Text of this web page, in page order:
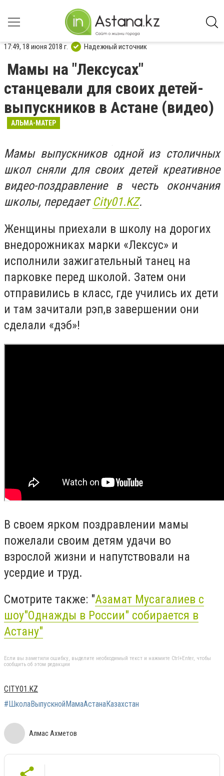
17:49, 18 июня 2018 г. Надежный источник
Мамы на "Лексусах"
станцевали для своих детей-
выпускников в Астане (видео)
АЛЬМА-МАТЕР
Мамы выпускников одной из столичных
школ сняли для своих детей креативное
видео-поздравление в честь окончания
школы, передаетCity01.KZ.
Женщины приехали в школу на дорогих
внедорожниках марки «Лексус» и
исполнили зажигательный танец на
парковке перед школой. Затем они
отправились в класс, где учились их дети
и там зачитали рэп,в завершении они
сделали «дэб»!
В своем ярком поздравлении мамы
пожелали своим детям удачи во
взрослой жизни и напутствовали на
усердие и труд.
Смотрите также: "Азамат Мусагалиев с
шоу"Однажды в России" собирается в
Астану"
Если вы заметили ошибку, выделите необходимый текст и нажмите Ctrl+Enter, чтобы
сообщить об этом редакции
CITY01.KZ
#ШколаВыпускнойМамаАстанаКазахстан
Алмас Ахметов